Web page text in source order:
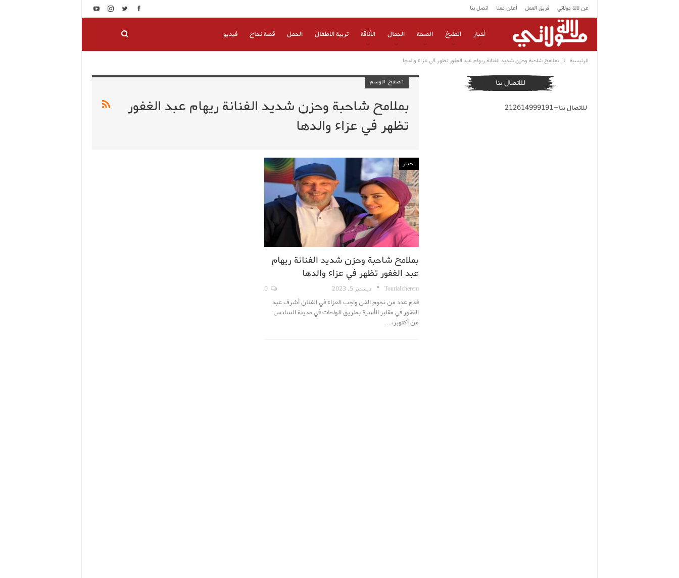
عن لالة مولاتي فريق العمل أعلن معنا اتصل بنا
أخبار الطبخ الصحة الجمال الأناقة تربية الاطفال الحمل قصة نجاح فيديو
الرئيسية بملامح شاحبة وحزن شديد الفنانة ريهام عبد الغفور تظهر في عزاء والدها
تصفح الوسم
بملامح شاحبة وحزن شديد الفنانة ريهام عبد الغفور
تظهر في عزاء والدها
اخبار
بملامح شاحبة وحزن شديد الفنانة ريهام
عبد الغفور تظهر في عزاء والدها
TouriaIcherem ديسمبر 5, 2023
قدم عدد من نجوم الفن واجب العزاء في الفنان أشرف عبد
الغفور في مقابر الأسرة بطريق الواحات في مدينة السادس
من أكتوبر،…
للاتصال بنا
للاتصال بنا+212614999191